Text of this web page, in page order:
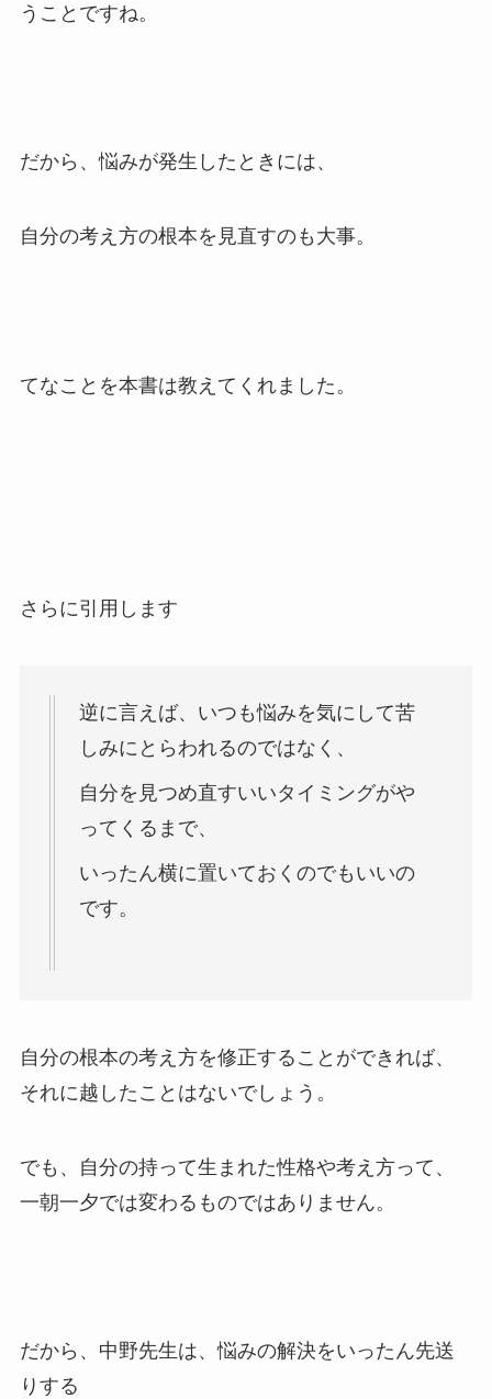
うことですね。
だから、悩みが発生したときには、
自分の考え方の根本を見直すのも大事。
てなことを本書は教えてくれました。
さらに引用します
逆に言えば、いつも悩みを気にして苦
しみにとらわれるのではなく、
自分を見つめ直すいいタイミングがや
ってくるまで、
いったん横に置いておくのでもいいの
です。
自分の根本の考え方を修正することができれば、
それに越したことはないでしょう。
でも、自分の持って生まれた性格や考え方って、
一朝一夕では変わるものではありません。
だから、中野先生は、悩みの解決をいったん先送
りする